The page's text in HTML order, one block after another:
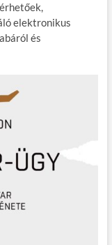
elektronikus
és